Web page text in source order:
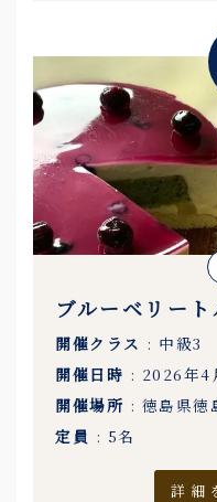
ブルーベリート
開催クラス : 中級3
開催日時 : 2026年4
開催場所 : 徳島県徳
定員 : 5名
詳細